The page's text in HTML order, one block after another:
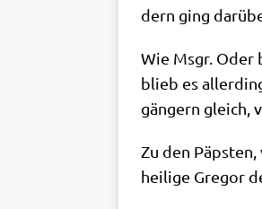
dern ging
Wie Msgr. Oder
blieb es
gän­gern gleich,
Zu den
hei­li­ge Gre­gor